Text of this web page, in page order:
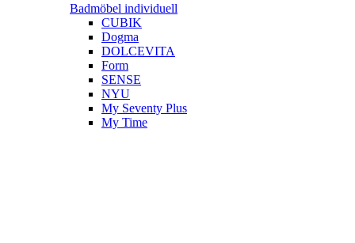
Badmöbel individuell
CUBIK
Dogma
DOLCEVITA
Form
SENSE
NYU
My Seventy Plus
My Time